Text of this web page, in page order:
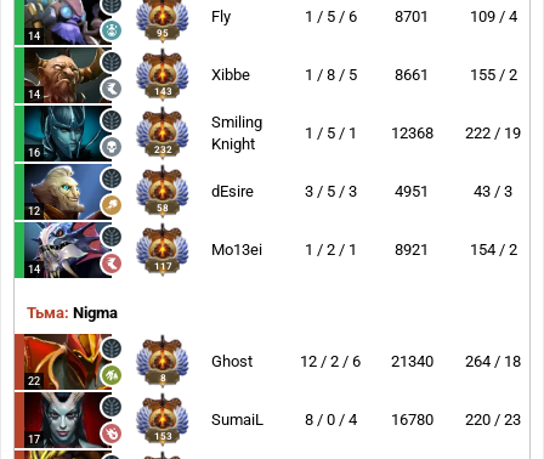
14 95
Fly 1 / 5 / 6 8701 109 / 4
14 143
Xibbe 1 / 8 / 5 8661 155 / 2
16 232
Smiling
Knight
1 / 5 / 1 12368 222 / 19
12 58
dEsire 3 / 5 / 3 4951 43 / 3
14 117
Mo13ei 1 / 2 / 1 8921 154 / 2
Тьма: Nigma
22 8
Ghost 12 / 2 / 6 21340 264 / 18
17 153
SumaiL 8 / 0 / 4 16780 220 / 23